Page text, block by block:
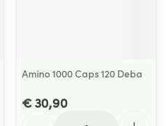
Amino 1000 Caps 120 Deba
€ 30,90